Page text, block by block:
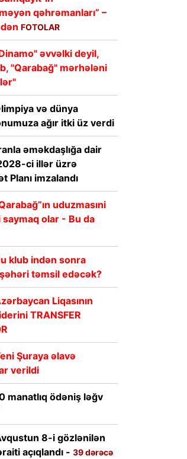
qəhrəmanları” –
FOTOLAR
əvvəlki deyil,
"Qarabağ" mərhələni
və dünya
ağır itki üz verdi
əməkdaşlığa dair
ci illər üzrə
Planı imzalandı
uduzmasıni
olar - Bu da
klub indən sonra
şəhəri təmsil edəcək?
Liqasının
TRANSFER
Şuraya əlavə
verildi
manatlıq ödəniş ləğv
8-i gözlənilən
açıqlandı - 39 dərəcə